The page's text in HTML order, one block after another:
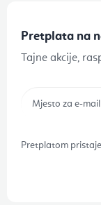
Pretplata na
Tajne akcije,
Pretplatom